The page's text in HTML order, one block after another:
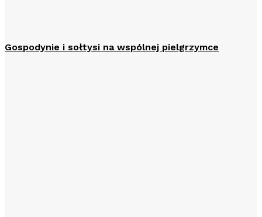
Gospodynie i sołtysi na wspólnej pielgrzymce